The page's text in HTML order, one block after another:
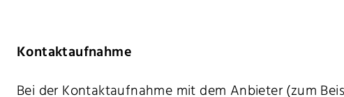
Kontaktaufnahme
Bei der Kontaktaufnahme mit dem Anbieter (zum